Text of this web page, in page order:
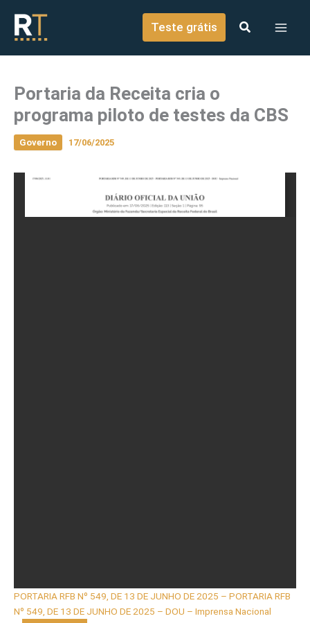
conteúdo
Teste grátis
Portaria da Receita cria o
programa piloto de testes da CBS
Governo 17/06/2025
PORTARIA RFB Nº 549, DE 13 DE JUNHO DE 2025 – PORTARIA RFB
Nº 549, DE 13 DE JUNHO DE 2025 – DOU – Imprensa Nacional